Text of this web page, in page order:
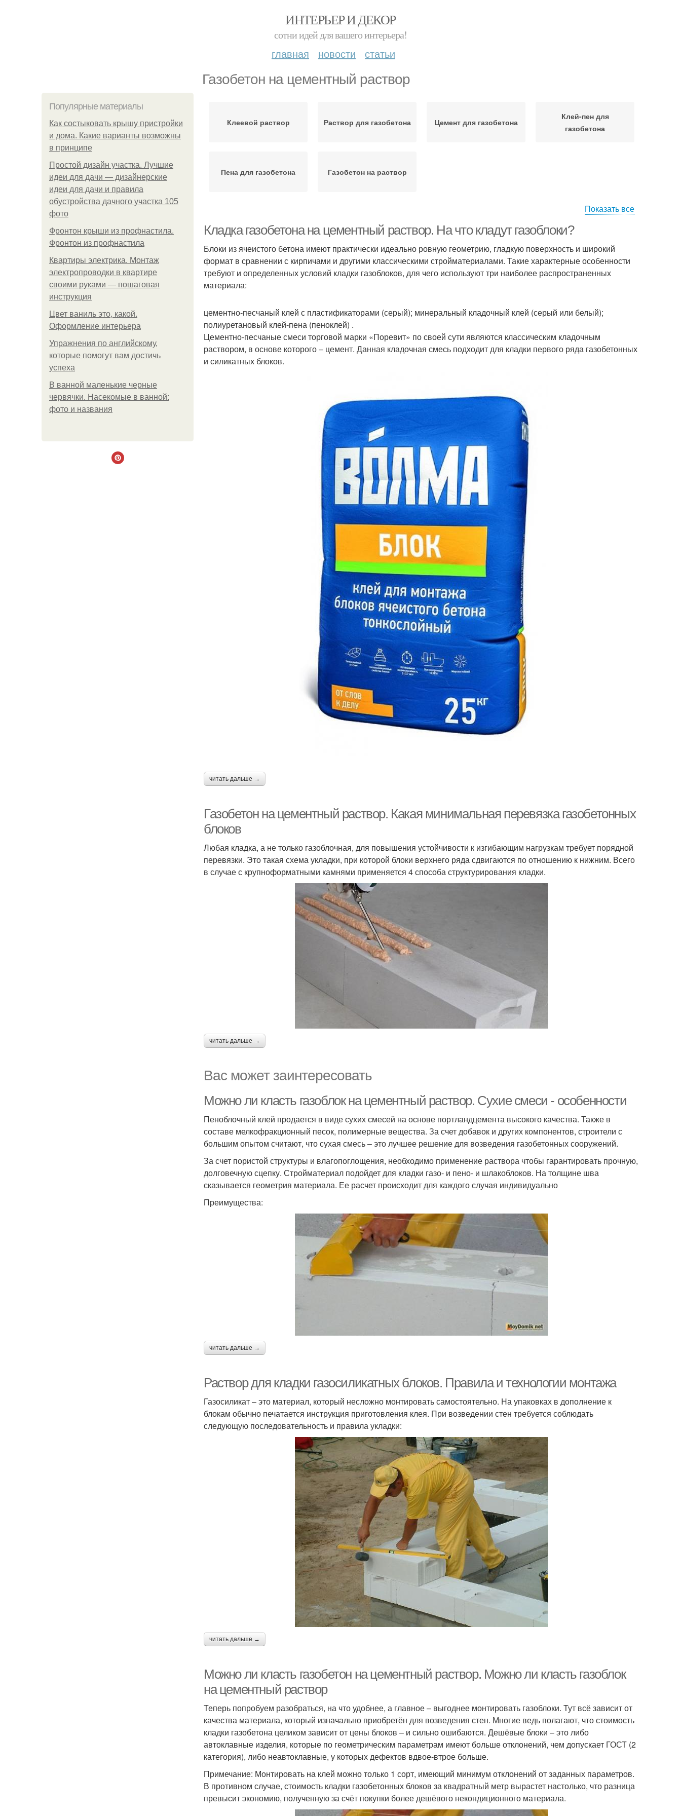
ИНТЕРЬЕР И ДЕКОР
сотни идей для вашего интерьера!
главная новости статьи
Газобетон на цементный раствор
Популярные материалы
Как состыковать крышу пристройки
и дома. Какие варианты возможны
в принципе
Простой дизайн участка. Лучшие
идеи для дачи — дизайнерские
идеи для дачи и правила
обустройства дачного участка 105
фото
Фронтон крыши из профнастила.
Фронтон из профнастила
Квартиры электрика. Монтаж
электропроводки в квартире
своими руками — пошаговая
инструкция
Цвет ваниль это, какой.
Оформление интерьера
Упражнения по английскому,
которые помогут вам достичь
успеха
В ванной маленькие черные
червячки. Насекомые в ванной:
фото и названия
Клеевой раствор Раствор для газобетона Цемент для газобетона
Клей-пен для
газобетона
Пена для газобетона Газобетон на раствор
Показать все
Кладка газобетона на цементный раствор. На что кладут газоблоки?
Блоки из ячеистого бетона имеют практически идеально ровную геометрию, гладкую поверхность и широкий
формат в сравнении с кирпичами и другими классическими стройматериалами. Такие характерные особенности
требуют и определенных условий кладки газоблоков, для чего используют три наиболее распространенных
материала:
цементно-песчаный клей с пластификаторами (серый); минеральный кладочный клей (серый или белый);
полиуретановый клей-пена (пеноклей) .
Цементно-песчаные смеси торговой марки «Поревит» по своей сути являются классическим кладочным
раствором, в основе которого – цемент. Данная кладочная смесь подходит для кладки первого ряда газобетонных
и силикатных блоков.
читать дальше →
Газобетон на цементный раствор. Какая минимальная перевязка газобетонных
блоков
Любая кладка, а не только газоблочная, для повышения устойчивости к изгибающим нагрузкам требует порядной
перевязки. Это такая схема укладки, при которой блоки верхнего ряда сдвигаются по отношению к нижним. Всего
в случае с крупноформатными камнями применяется 4 способа структурирования кладки.
читать дальше →
Вас может заинтересовать
Можно ли класть газоблок на цементный раствор. Сухие смеси - особенности
Пеноблочный клей продается в виде сухих смесей на основе портландцемента высокого качества. Также в
составе мелкофракционный песок, полимерные вещества. За счет добавок и других компонентов, строители с
большим опытом считают, что сухая смесь – это лучшее решение для возведения газобетонных сооружений.
За счет пористой структуры и влагопоглощения, необходимо применение раствора чтобы гарантировать прочную,
долговечную сцепку. Стройматериал подойдет для кладки газо- и пено- и шлакоблоков. На толщине шва
сказывается геометрия материала. Ее расчет происходит для каждого случая индивидуально
Преимущества:
читать дальше →
Раствор для кладки газосиликатных блоков. Правила и технологии монтажа
Газосиликат – это материал, который несложно монтировать самостоятельно. На упаковках в дополнение к
блокам обычно печатается инструкция приготовления клея. При возведении стен требуется соблюдать
следующую последовательность и правила укладки:
читать дальше →
Можно ли класть газобетон на цементный раствор. Можно ли класть газоблок
на цементный раствор
Теперь попробуем разобраться, на что удобнее, а главное – выгоднее монтировать газоблоки. Тут всё зависит от
качества материала, который изначально приобретён для возведения стен. Многие ведь полагают, что стоимость
кладки газобетона целиком зависит от цены блоков – и сильно ошибаются. Дешёвые блоки – это либо
автоклавные изделия, которые по геометрическим параметрам имеют больше отклонений, чем допускает ГОСТ (2
категория), либо неавтоклавные, у которых дефектов вдвое-втрое больше.
Примечание: Монтировать на клей можно только 1 сорт, имеющий минимум отклонений от заданных параметров.
В противном случае, стоимость кладки газобетонных блоков за квадратный метр вырастет настолько, что разница
превысит экономию, полученную за счёт покупки более дешёвого некондиционного материала.